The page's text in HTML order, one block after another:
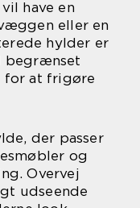
have en
eller en
hylder er
begrænset
for at frigøre
der passer
og
Overvej
udseende